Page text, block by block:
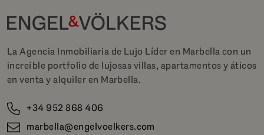
La Agencia Inmobiliaria de Lujo Líder en Marbella con un
increíble portfolio de lujosas villas, apartamentos y áticos
en venta y alquiler en Marbella.
+34 952 868 406
marbella@engelvoelkers.com